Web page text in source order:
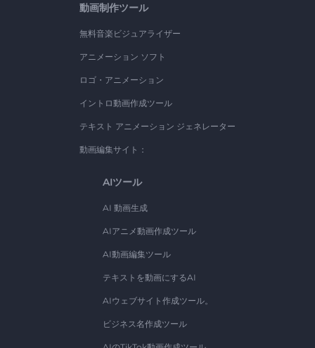
動画制作ツール
無料音楽ビジュアライザー
アニメーション ソフト
ロゴ・アニメーション
イントロ動画作成ツール
テキスト アニメーション ジェネレーター
動画編集サイト：
AIツール
AI 動画生成
AIアニメ動画作成ツール
AI動画編集ツール
テキストを動画にするAI
AIウェブサイト作成ツール。
ビジネス名作成ツール